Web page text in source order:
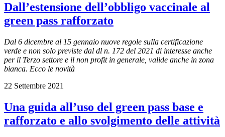
Dall’estensione dell’obbligo vaccinale al
green pass rafforzato
Dal 6 dicembre al 15 gennaio nuove regole sulla certificazione
verde e non solo previste dal dl n. 172 del 2021 di interesse anche
per il Terzo settore e il non profit in generale, valide anche in zona
bianca. Ecco le novità
22 Settembre 2021
Una guida all’uso del green pass base e
rafforzato e allo svolgimento delle attività